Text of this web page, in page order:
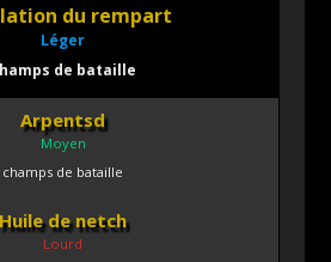
du rempart
Léger
de bataille
Arpentsd
Moyen
champs de bataille
Huile de netch
Lourd